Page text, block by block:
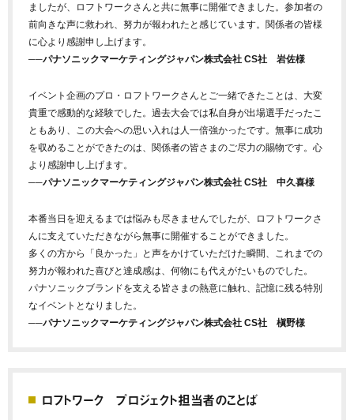
ましたが、ロフトワークさんと共に無事に開催できました。参加者の
前向きな声に救われ、努力が報われたと感じています。関係者の皆様
に心より感謝申し上げます。
──パナソニックマーケティングジャパン株式会社 CS社 岩佐様
イベント企画のプロ・ロフトワークさんとご一緒できたことは、大変
貴重で感動的な経験でした。過去大会では私自身が出場選手だったこ
ともあり、この大会への思い入れは人一倍強かったです。無事に成功
を収めることができたのは、関係者の皆さまのご尽力の賜物です。心
より感謝申し上げます。
──パナソニックマーケティングジャパン株式会社 CS社 中久喜様
本番当日を迎えるまでは悩みも尽きませんでしたが、ロフトワークさ
んに支えていただきながら無事に開催することができました。
多くの方から「良かった」と声をかけていただけた瞬間、これまでの
努力が報われた喜びと達成感は、何物にも代えがたいものでした。
パナソニックブランドを支える皆さまの熱意に触れ、記憶に残る特別
なイベントとなりました。
──パナソニックマーケティングジャパン株式会社 CS社 槇野様
ロフトワーク プロジェクト担当者のことば